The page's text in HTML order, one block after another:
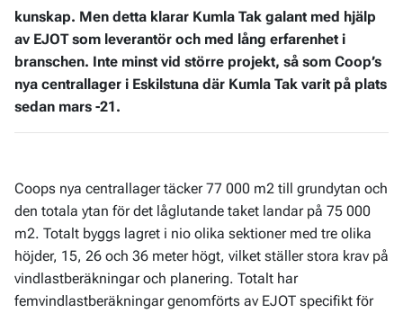
kunskap. Men detta klarar Kumla Tak galant med hjälp
av EJOT som leverantör och med lång erfarenhet i
branschen. Inte minst vid större projekt, så som Coop’s
nya centrallager i Eskilstuna där Kumla Tak varit på plats
sedan mars -21.
Coops nya centrallager täcker 77 000 m2 till grundytan och
den totala ytan för det låglutande taket landar på 75 000
m2. Totalt byggs lagret i nio olika sektioner med tre olika
höjder, 15, 26 och 36 meter högt, vilket ställer stora krav på
vindlastberäkningar och planering. Totalt har
femvindlastberäkningar genomförts av EJOT specifikt för